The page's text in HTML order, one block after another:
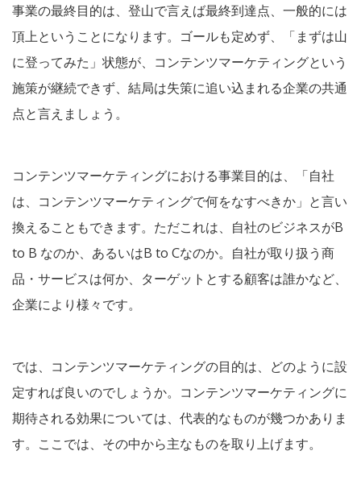
事業の最終目的は、登山で言えば最終到達点、一般的には
頂上ということになります。ゴールも定めず、「まずは山
に登ってみた」状態が、コンテンツマーケティングという
施策が継続できず、結局は失策に追い込まれる企業の共通
点と言えましょう。
コンテンツマーケティングにおける事業目的は、「自社
は、コンテンツマーケティングで何をなすべきか」と言い
換えることもできます。ただこれは、自社のビジネスがB
to B なのか、あるいはB to Cなのか。自社が取り扱う商
品・サービスは何か、ターゲットとする顧客は誰かなど、
企業により様々です。
では、コンテンツマーケティングの目的は、どのように設
定すれば良いのでしょうか。コンテンツマーケティングに
期待される効果については、代表的なものが幾つかありま
す。ここでは、その中から主なものを取り上げます。